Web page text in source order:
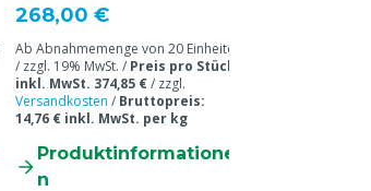
268,00 €
Ab Abnahmemenge von 20 Einheiten
/ zzgl. 19% MwSt. / Preis pro Stück
inkl. MwSt. 374,85 €/ zzgl.
Versandkosten / Bruttopreis:
14,76 € inkl. MwSt. per kg
Produktinformatione
n